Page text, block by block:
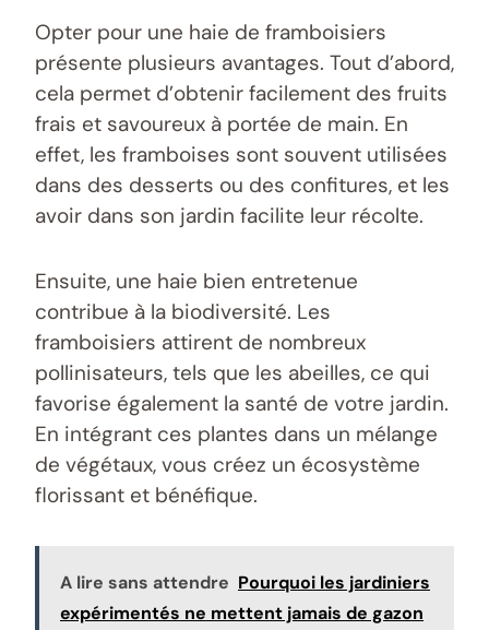
Opter pour une haie de framboisiers
présente plusieurs avantages. Tout d’abord,
cela permet d’obtenir facilement des fruits
frais et savoureux à portée de main. En
effet, les framboises sont souvent utilisées
dans des desserts ou des confitures, et les
avoir dans son jardin facilite leur récolte.
Ensuite, une haie bien entretenue
contribue à la biodiversité. Les
framboisiers attirent de nombreux
pollinisateurs, tels que les abeilles, ce qui
favorise également la santé de votre jardin.
En intégrant ces plantes dans un mélange
de végétaux, vous créez un écosystème
florissant et bénéfique.
A lire sans attendre Pourquoi les jardiniers
expérimentés ne mettent jamais de gazon